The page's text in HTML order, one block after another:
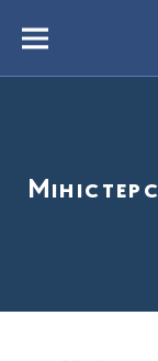
вмістуMenu